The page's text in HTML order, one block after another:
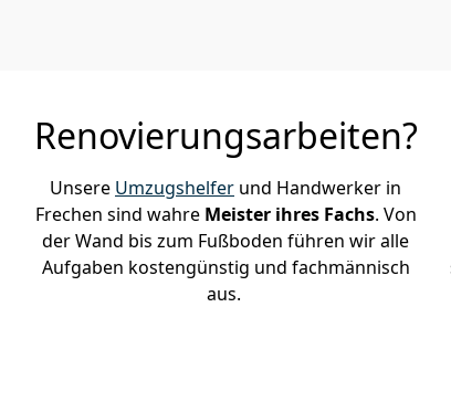
Renovierungsarbeiten?
Unsere Umzugshelfer und Handwerker in
Frechen sind wahre Meister ihres Fachs. Von
der Wand bis zum Fußboden führen wir alle
Aufgaben kostengünstig und fachmännisch
aus.